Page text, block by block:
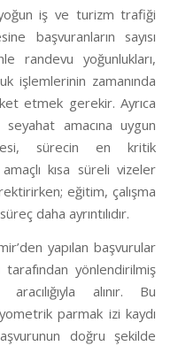
iş ve turizm trafiği
başvuranların sayısı
randevu yoğunlukları,
işlemlerinin zamanında
etmek gerekir. Ayrıca
amacına uygun
sürecin en kritik
kısa süreli vizeler
eğitim, çalışma
daha ayrıntılıdır.
yapılan başvurular
yönlendirilmiş
alınır. Bu
parmak izi kaydı
doğru şekilde